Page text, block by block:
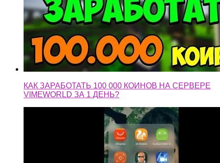
КАК ЗАРАБОТАТЬ 100 000 КОИНОВ НА СЕРВЕРЕ
VIMEWORLD ЗА 1 ДЕНЬ?